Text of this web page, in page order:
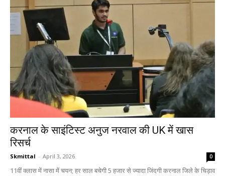
करनाल के साइंटिस्ट अनुज नरवाल की UK में खास
रिसर्च
Skmittal - April 3, 2026 0
11वीं क्लास में नासा में चयन; हर साल बचेगी 5 हजार से ज्यादा जिंदगी करनाल जिले के चिड़ाव